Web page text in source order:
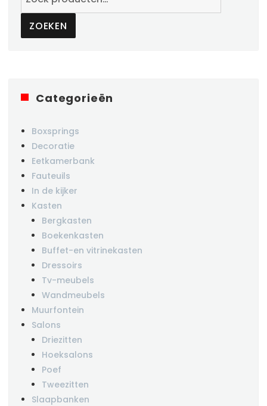
ZOEKEN
Categorieën
Boxsprings
Decoratie
Eetkamerbank
Fauteuils
In de kijker
Kasten
Bergkasten
Boekenkasten
Buffet-en vitrinekasten
Dressoirs
Tv-meubels
Wandmeubels
Muurfontein
Salons
Driezitten
Hoeksalons
Poef
Tweezitten
Slaapbanken